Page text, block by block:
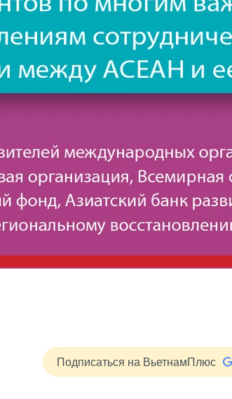
Подписаться на ВьетнамПлюс